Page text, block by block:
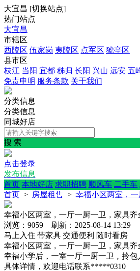
大宜昌 [切换站点]
热门站点
大宜昌
市辖区
西陵区 伍家岗 夷陵区 点军区 猇亭区
县市区
枝江 当阳 宜都 秭归 长阳 兴山 远安 五
免责申明 服务条款 关于我们
分类信息
分类信息
同城好店
搜 索
点击登录
发布信息
首页 本地好店 求职招聘 顺风车 二手车
首页 > 房屋租售 > 幸福小区两室，
幸福小区两室，一厅一厨一卫，家具齐
浏览：9059 刷新：2025-08-14 13:29
马上入住 带家具 交通便利 随时看房
幸福小区两室，一厅一厨一卫，家具齐
幸福小学后，一室一厅一厨一卫，拎包
具体详情，欢迎电话联系*****0310